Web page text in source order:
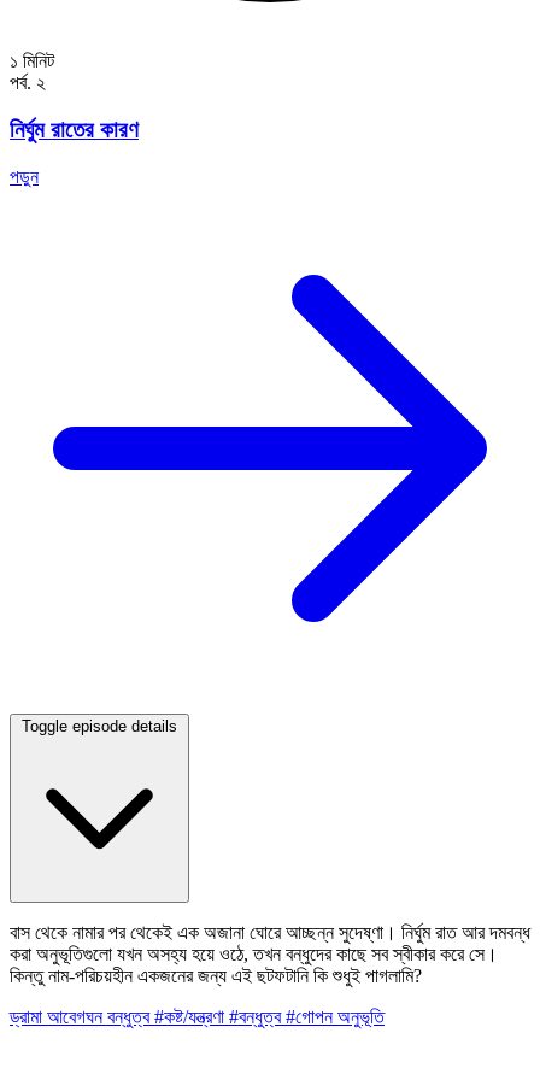
১ মিনিট
পর্ব. ২
নির্ঘুম রাতের কারণ
পড়ুন
Toggle episode details
বাস থেকে নামার পর থেকেই এক অজানা ঘোরে আচ্ছন্ন সুদেষ্ণা। নির্ঘুম রাত আর দমবন্ধ
করা অনুভূতিগুলো যখন অসহ্য হয়ে ওঠে, তখন বন্ধুদের কাছে সব স্বীকার করে সে।
কিন্তু নাম-পরিচয়হীন একজনের জন্য এই ছটফটানি কি শুধুই পাগলামি?
ড্রামা আবেগঘনবন্ধুত্ব#কষ্ট/যন্ত্রণা #বন্ধুত্ব#গোপন অনুভূতি